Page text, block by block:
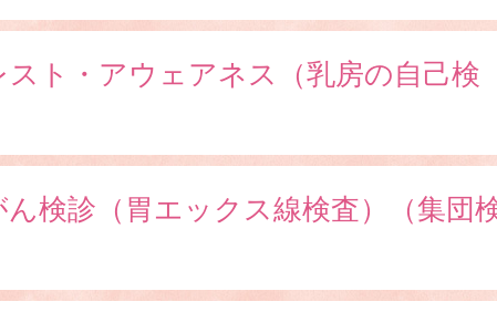
スト・アウェアネス（乳房の自己検
ん検診（胃エックス線検査）（集団